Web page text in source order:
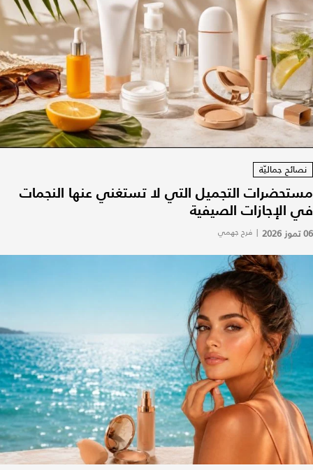
نصائح جماليّة
مستحضرات التجميل التي لا تستغني عنها النجمات
في الإجازات الصيفية
06 تموز 2026 | فرح جهمي